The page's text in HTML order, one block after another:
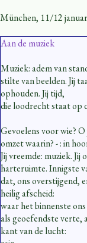
München, 11/12
Aan de muziek
Muziek: adem van
stilte van beelden. Jij
ophouden. Jij tijd,
die loodrecht staat op
Gevoelens voor wie?
omzet waarin? - : in
Jij vreemde: muziek. Jij
harteruimte. Innigste
dat, ons overstijgend,
heilig afscheid:
waar het binnenste
als geoefendste verte,
kant van de lucht: